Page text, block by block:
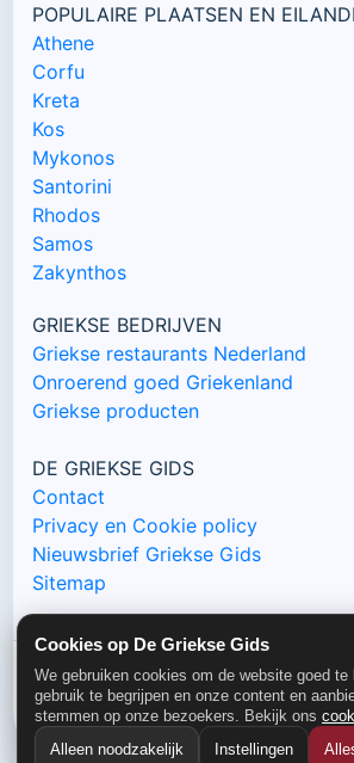
Cookies op De Griekse Gids
We gebruiken cookies om de website goed te
gebruik te begrijpen en onze content en
stemmen op onze bezoekers. Bekijk ons
Alleen noodzakelijk
Instellingen
POPULAIRE PLAATSEN EN
Athene
Corfu
Kreta
Kos
Mykonos
Santorini
Rhodos
Samos
Zakynthos
GRIEKSE BEDRIJVEN
Griekse restaurants Nederland
Onroerend goed Griekenland
Griekse producten
DE GRIEKSE GIDS
Contact
Privacy en Cookie policy
Nieuwsbrief Griekse Gids
Sitemap
© De Griekse Gids